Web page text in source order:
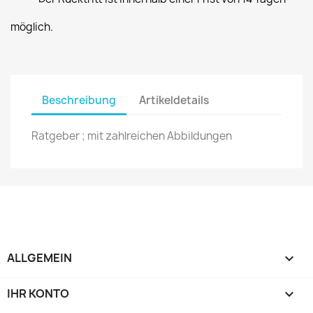
möglich.
Beschreibung Artikeldetails
Ratgeber ; mit zahlreichen Abbildungen
ALLGEMEIN 
IHR KONTO 